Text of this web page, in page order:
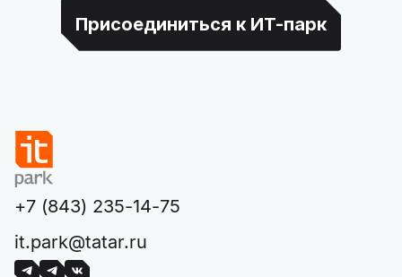
Присоединиться к ИТ-парк
+7 (843) 235-14-75
it.park@tatar.ru